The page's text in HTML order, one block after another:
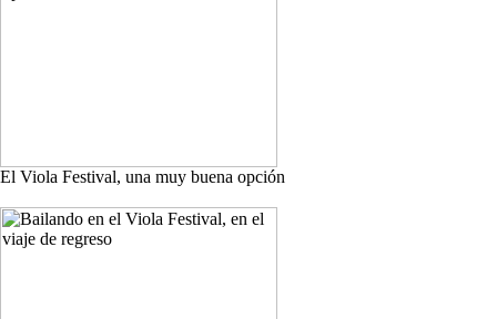
El Viola Festival, una muy buena opción